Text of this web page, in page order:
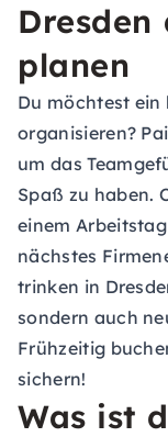
Dresden
planen
Du möchtest ein
organisieren?
um das
Spaß zu haben.
einem
nächstes
trinken in
sondern auch
Frühzeitig
sichern!
Was ist